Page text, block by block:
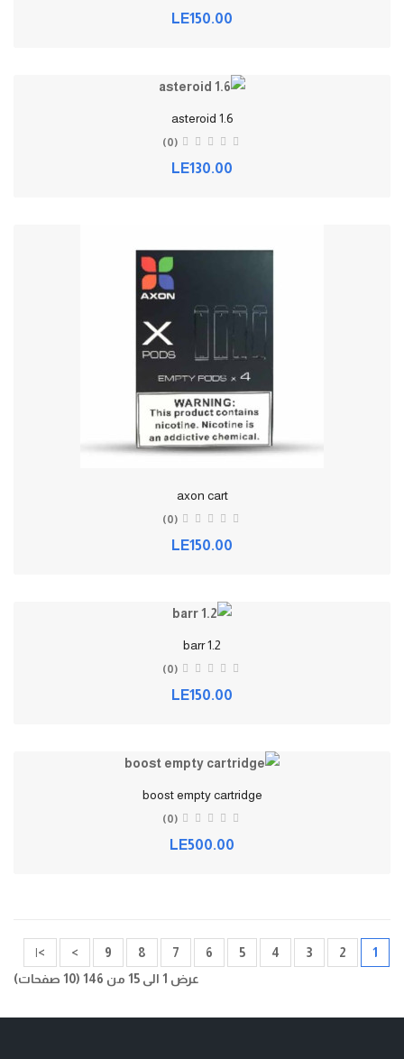
LE150.00
asteroid 1.6
(0)
LE130.00
axon cart
(0)
LE150.00
barr 1.2
(0)
LE150.00
boost empty cartridge
(0)
LE500.00
1
2
3
4
5
6
7
8
9
>
>|
عرض 1 الى 15 من 146 (10 صفحات)